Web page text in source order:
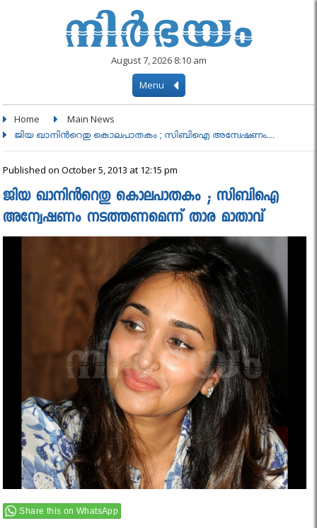
August 7, 2026 8:10 am
Menu
Home Main News
ജിയ ഖാനിൻറെതു കൊലപാതകം ; സിബിഐ അന്വേഷണം....
Published on October 5, 2013 at 12:15 pm
ജിയ ഖാനിൻറെതു കൊലപാതകം ; സിബിഐ
അന്വേഷണം നടത്തണമെന്ന് താര മാതാവ്
Share this on WhatsApp